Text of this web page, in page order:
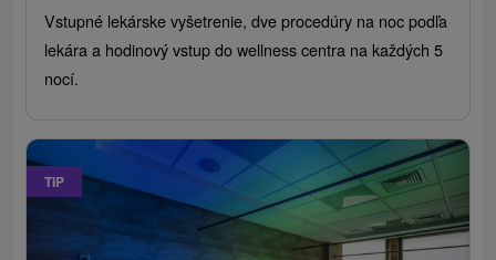
Vstupné lekárske vyšetrenie, dve procedúry na noc podľa
lekára a hodinový vstup do wellness centra na každých 5
nocí.
TIP